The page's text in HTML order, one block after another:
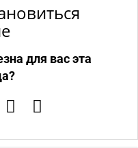
для вас эта